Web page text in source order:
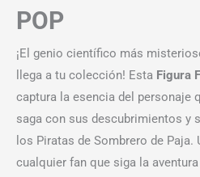
POP
¡El genio científico más
llega a tu colección! Esta Figura
captura la esencia del personaje
saga con sus descubrimientos y
los Piratas de Sombrero de
cualquier fan que siga la